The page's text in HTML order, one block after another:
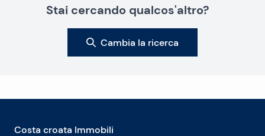
Stai cercando qualcos'altro?
Cambia la ricerca
Costa croata Immobili